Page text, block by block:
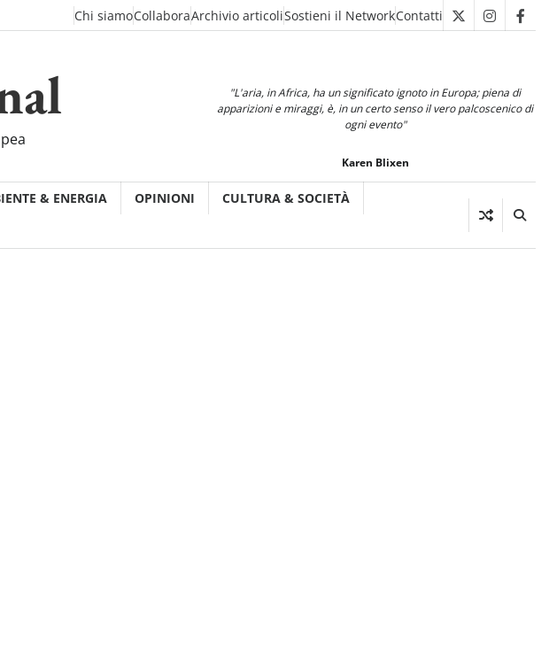
Chi siamoCollaboraArchivio articoliSostieni il NetworkContatti X
"L'aria, in Africa, ha un significato ignoto in Europa; piena di
apparizioni e miraggi, è, in un certo senso il vero palcoscenico di
ogni evento"
Karen Blixen
& ENERGIA OPINIONI
CULTURA & SOCIETÀ